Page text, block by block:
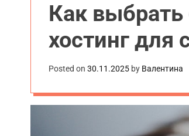
Как
хостинг для
Posted on 30.11.2025 by Валентина